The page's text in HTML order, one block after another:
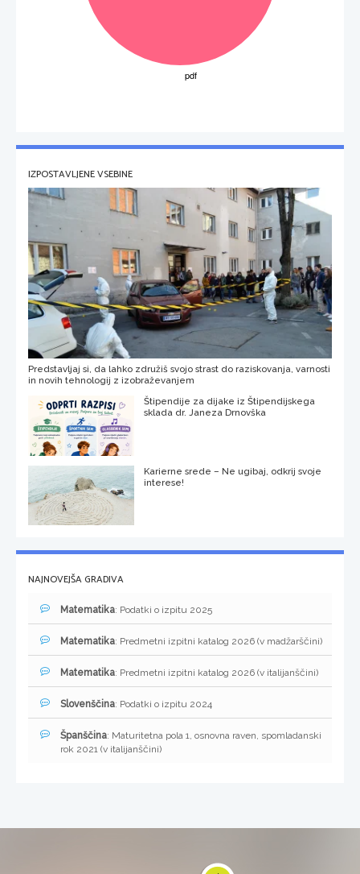
IZPOSTAVLJENE VSEBINE
Predstavljaj si, da lahko združiš svojo strast do raziskovanja, varnosti
in novih tehnologij z izobraževanjem
Štipendije za dijake iz Štipendijskega
sklada dr. Janeza Drnovška
Karierne srede – Ne ugibaj, odkrij svoje
interese!
NAJNOVEJŠA GRADIVA
Matematika: Podatki o izpitu 2025
Matematika: Predmetni izpitni katalog 2026 (v madžarščini)
Matematika: Predmetni izpitni katalog 2026 (v italijanščini)
Slovenščina: Podatki o izpitu 2024
Španščina: Maturitetna pola 1, osnovna raven, spomladanski
rok 2021 (v italijanščini)